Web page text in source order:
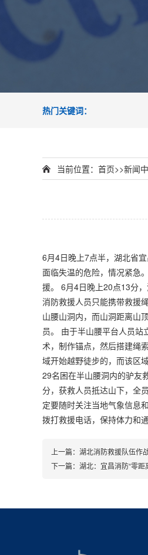
热门关键词：
当前位置： 首页>>新闻
6月4日晚上7点半，湖北省
面临失温的危险，情况紧急
援。 6月4日晚上20点13分
消防救援人员只能携带救援
山腰山洞内，而山洞距离山
员。 由于半山腰平台人员
术，制作锚点，然后搭建绳
域开始越野徒步的，而该区
29名困在半山腰洞内的驴友
分，获救人员抵达山下，全
定要随时关注当地气象信息
拨打救援电话，保持体力和
上一篇： 湖北消防救援队伍作
下一篇： 湖北：宜昌消防“零距